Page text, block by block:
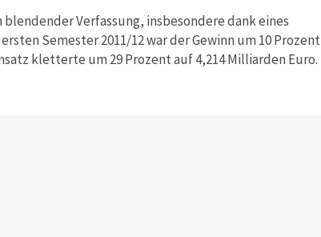
Verfassung, insbesondere dank eines
Semester 2011/12 war der Gewinn um 10 Prozent
kletterte um 29 Prozent auf 4,214 Milliarden Euro.